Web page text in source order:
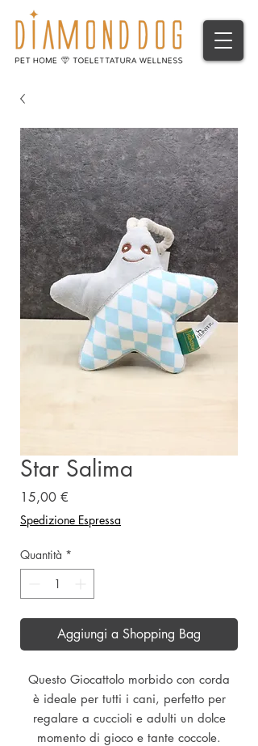
Star Salima
15,00 €
Spedizione Espressa
Quantità *
Aggiungi a Shopping Bag
Questo Giocattolo morbido con corda
è ideale per tutti i cani, perfetto per
regalare a cuccioli e adulti un dolce
momento di gioco e tante coccole.